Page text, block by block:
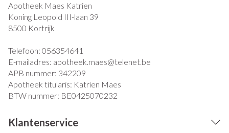
Apotheek Maes Katrien
Koning Leopold III-laan 39
8500 Kortrijk
Telefoon: 056354641
E-mailadres: apotheek.maes@telenet.be
APB nummer: 342209
Apotheek titularis: Katrien Maes
BTW nummer: BE0425070232
Klantenservice